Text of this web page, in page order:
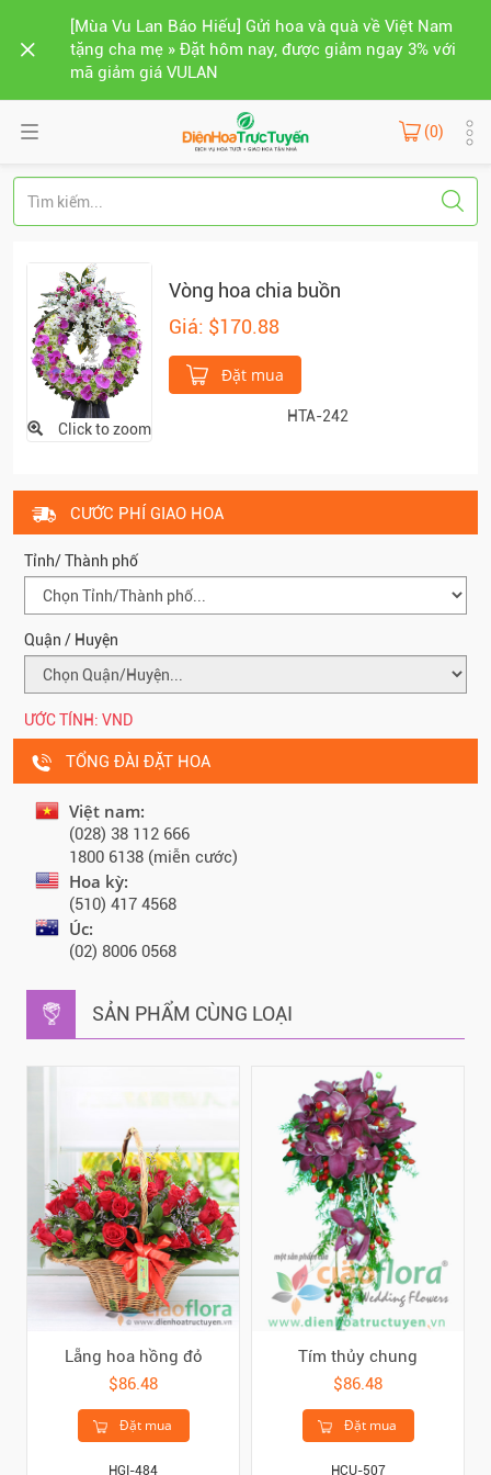
[Mùa Vu Lan Báo Hiếu] Gửi hoa và quà về Việt Nam
tặng cha mẹ » Đặt hôm nay, được giảm ngay 3% với
mã giảm giá VULAN
(0)
Click to zoom
Vòng hoa chia buồn
Giá: $170.88
Đặt mua
HTA-242
CƯỚC PHÍ GIAO HOA
Tỉnh/ Thành phố
Quận / Huyện
ƯỚC TÍNH: VND
TỔNG ĐÀI ĐẶT HOA
Việt nam:
(028) 38 112 666
1800 6138 (miễn cước)
Hoa kỳ:
(510) 417 4568
Úc:
(02) 8006 0568
SẢN PHẨM CÙNG LOẠI
Lẵng hoa hồng đỏ
$86.48
Đặt mua
HGI-484
Tím thủy chung
$86.48
Đặt mua
HCU-507